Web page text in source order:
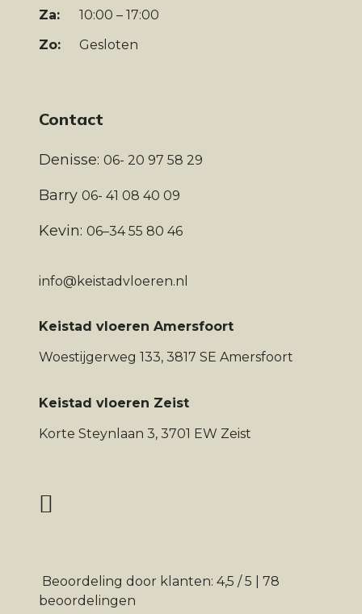
Za:
10:00 – 17:00
Zo:
Gesloten
Contact
Denisse: 06- 20 97 58 29
Barry 06- 41 08 40 09
Kevin: 06–34 55 80 46
info@keistadvloeren.nl
Keistad vloeren Amersfoort
Woestijgerweg 133, 3817 SE Amersfoort
Keistad vloeren Zeist
Korte Steynlaan 3, 3701 EW Zeist
Beoordeling door klanten: 4,5 /5
78
beoordelingen